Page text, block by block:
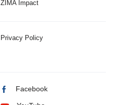
ZIMA Impact
Privacy Policy
Facebook